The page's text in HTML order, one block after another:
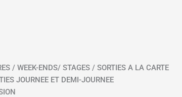
/ WEEK-ENDS/ STAGES / SORTIES A LA CARTE
JOURNEE ET DEMI-JOURNEE